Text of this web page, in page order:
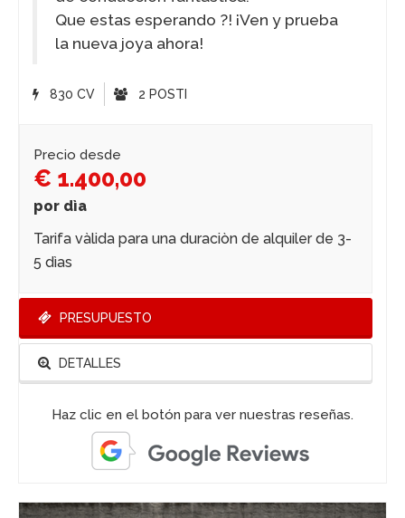
Que estas esperando ?! ¡Ven y prueba
la nueva joya ahora!
830 CV 2 POSTI
Precio desde
€ 1.400,00
por dìa
Tarifa vàlida para una duraciòn de alquiler de 3-
5 dìas
PRESUPUESTO
DETALLES
Haz clic en el botón para ver nuestras reseñas.